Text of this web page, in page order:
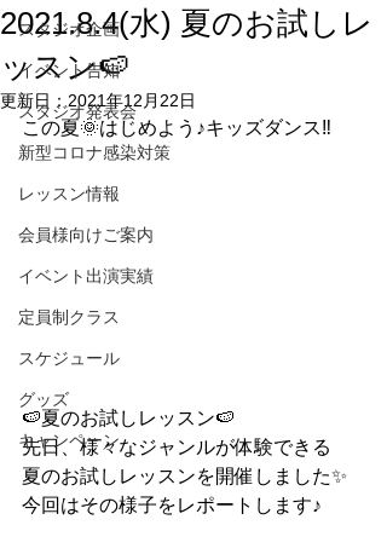
スタジオ企画
イベント告知
スタジオ発表会
新型コロナ感染対策
レッスン情報
会員様向けご案内
イベント出演実績
定員制クラス
スケジュール
グッズ
キャンペーン
2021.8.4(水) 夏のお試しレ
ッスン🍉
更新日： 2021年12月22日
この夏🌞はじめよう♪キッズダンス‼️
🍉夏のお試しレッスン🍉
先日、様々なジャンルが体験できる
夏のお試しレッスンを開催しました✨
今回はその様子をレポートします♪